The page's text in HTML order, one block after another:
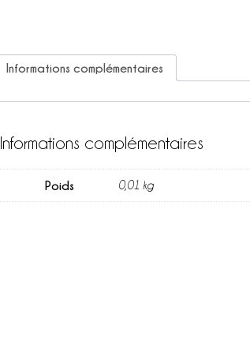
Informations complémentaires
Informations complémentaires
Poids 0,01 kg